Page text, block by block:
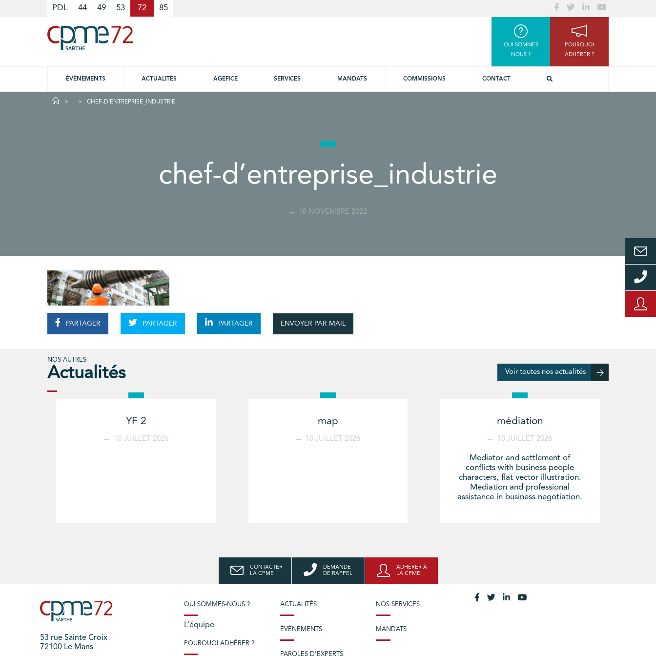
PDL 44 49 53 72 85
QUI SOMMES
NOUS ?
POURQUOI
ADHÉRER ?
ÉVÈNEMENTS ACTUALITÉS AGEFICE SERVICES MANDATS COMMISSIONS CONTACT
CHEF-D’ENTREPRISE_INDUSTRIE
chef-d’entreprise_industrie
18 NOVEMBRE 2022
PARTAGER PARTAGER PARTAGER ENVOYER PAR MAIL
NOS AUTRES
Actualités Voir toutes nos actualités
YF 2
10 JUILLET 2026
map
10 JUILLET 2026
médiation
10 JUILLET 2026
Mediator and settlement of
conflicts with business people
characters, flat vector illustration.
Mediation and professional
assistance in business negotiation.
CONTACTER
LA CPME
DEMANDE
DE RAPPEL
ADHÉRER À
LA CPME
53 rue Sainte Croix
72100 Le Mans
QUI SOMMES-NOUS ?
L’équipe
POURQUOI ADHÉRER ?
ACTUALITÉS
ÉVÈNEMENTS
PAROLES D’EXPERTS
NOS SERVICES
MANDATS
Cookies management panel